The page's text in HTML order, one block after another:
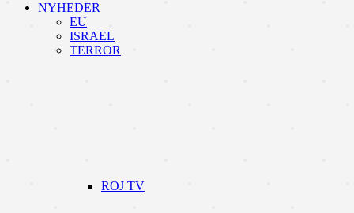
NYHEDER
EU
ISRAEL
TERROR
ROJ TV